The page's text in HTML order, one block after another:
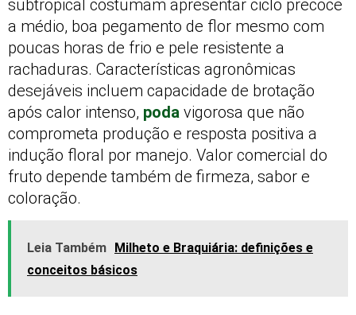
subtropical costumam apresentar ciclo precoce
a médio, boa pegamento de flor mesmo com
poucas horas de frio e pele resistente a
rachaduras. Características agronômicas
desejáveis incluem capacidade de brotação
após calor intenso, poda vigorosa que não
comprometa produção e resposta positiva a
indução floral por manejo. Valor comercial do
fruto depende também de firmeza, sabor e
coloração.
Leia Também
Milheto e Braquiária: definições e
conceitos básicos